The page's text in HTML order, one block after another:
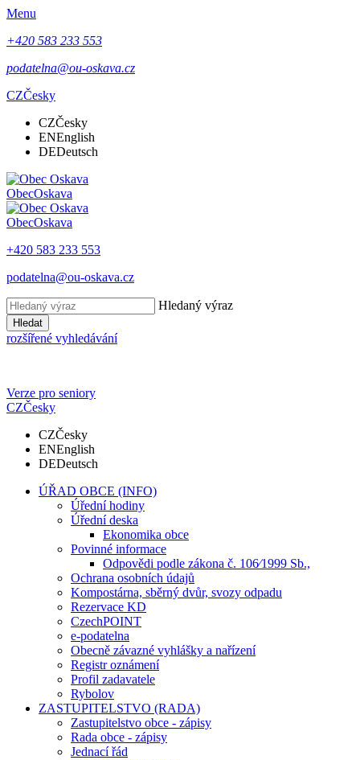
Menu
+420 583 233 553
podatelna@ou-oskava.cz
CZČesky
CZČesky
ENEnglish
DEDeutsch
ObecOskava
ObecOskava
+420 583 233 553
podatelna@ou-oskava.cz
Hledaný výraz
Hledat
rozšířené vyhledávání
Verze pro seniory
CZČesky
CZČesky
ENEnglish
DEDeutsch
ÚŘAD OBCE (INFO)
Úřední hodiny
Úřední deska
Ekonomika obce
Povinné informace
Odpovědi podle zákona č. 106⁄1999 Sb.,
Ochrana osobních údajů
Kompostárna, sběrný dvůr, svozy odpadu
Rezervace KD
CzechPOINT
e-podatelna
Obecně závazné vyhlášky a nařízení
Registr oznámení
Profil zadavatele
Rybolov
ZASTUPITELSTVO (RADA)
Zastupitelstvo obce - zápisy
Rada obce - zápisy
Jednací řád